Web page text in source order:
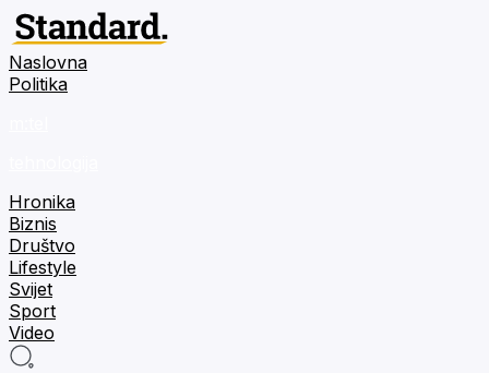
Naslovna
Politika
Hronika
Biznis
Društvo
Lifestyle
Svijet
Sport
Video